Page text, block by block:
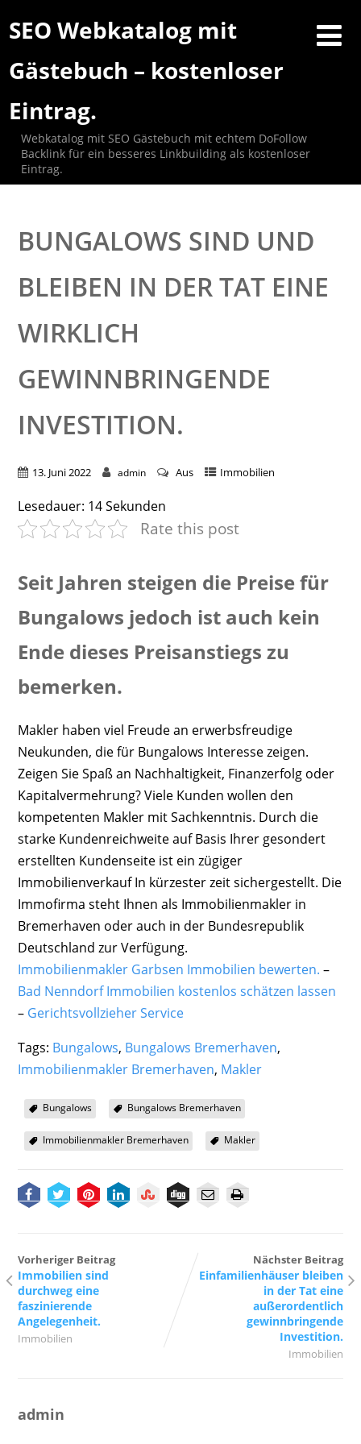
SEO Webkatalog mit
Gästebuch – kostenloser
Eintrag.
Webkatalog mit SEO Gästebuch mit echtem DoFollow
Backlink für ein besseres Linkbuilding als kostenloser
Eintrag.
BUNGALOWS SIND UND
BLEIBEN IN DER TAT EINE
WIRKLICH
GEWINNBRINGENDE
INVESTITION.
13. Juni 2022 admin Aus Immobilien
Lesedauer: 14Sekunden
Rate this post
Seit Jahren steigen die Preise für
Bungalows jedoch ist auch kein
Ende dieses Preisanstiegs zu
bemerken.
Makler haben viel Freude an erwerbsfreudige
Neukunden, die für Bungalows Interesse zeigen.
Zeigen Sie Spaß an Nachhaltigkeit, Finanzerfolg oder
Kapitalvermehrung? Viele Kunden wollen den
kompetenten Makler mit Sachkenntnis. Durch die
starke Kundenreichweite auf Basis Ihrer gesondert
erstellten Kundenseite ist ein zügiger
Immobilienverkauf In kürzester zeit sichergestellt. Die
Immofirma steht Ihnen als Immobilienmakler in
Bremerhaven oder auch in der Bundesrepublik
Deutschland zur Verfügung.
Immobilienmakler Garbsen Immobilien bewerten. –
Bad Nenndorf Immobilien kostenlos schätzen lassen
– Gerichtsvollzieher Service
Tags: Bungalows, Bungalows Bremerhaven,
Immobilienmakler Bremerhaven, Makler
Bungalows Bungalows Bremerhaven
Immobilienmakler Bremerhaven Makler
Vorheriger Beitrag
Immobilien sind
durchweg eine
faszinierende
Angelegenheit.
Immobilien
Nächster Beitrag
Einfamilienhäuser bleiben
in der Tat eine
außerordentlich
gewinnbringende
Investition.
Immobilien
admin